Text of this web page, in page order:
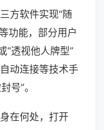
方软件实现“随
功能，部分用户
“透视他人牌型”
动连接等技术手
号”。
在何处，打开